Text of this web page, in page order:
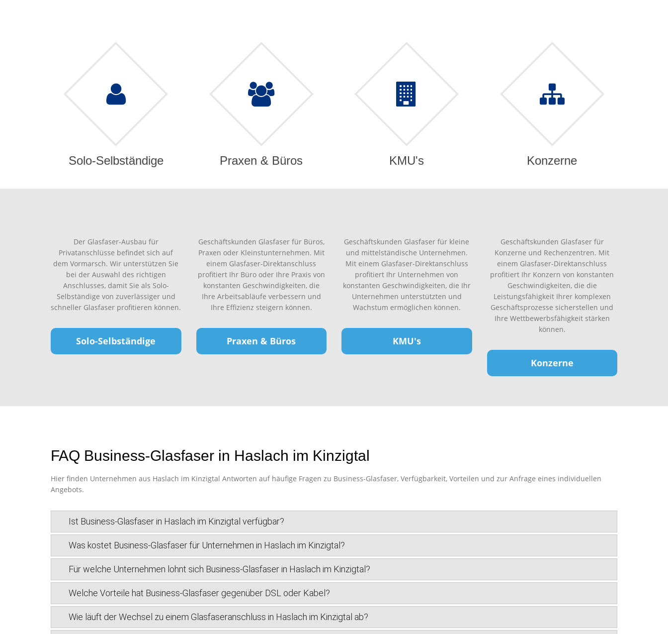
Solo-Selbständige
Der Glasfaser-Ausbau für
Privatanschlüsse befindet sich auf
dem Vormarsch. Wir unterstützen Sie
bei der Auswahl des richtigen
Anschlusses, damit Sie als Solo-
Selbständige von zuverlässiger und
schneller Glasfaser profitieren können.
Solo-Selbständige
Praxen & Büros
Geschäftskunden Glasfaser für Büros,
Praxen oder Kleinstunternehmen. Mit
einem Glasfaser-Direktanschluss
profitiert Ihr Büro oder Ihre Praxis von
konstanten Geschwindigkeiten, die
Ihre Arbeitsabläufe verbessern und
Ihre Effizienz steigern können.
Praxen & Büros
KMU's
Geschäftskunden Glasfaser für kleine
und mittelständische Unternehmen.
Mit einem Glasfaser-Direktanschluss
profitiert Ihr Unternehmen von
konstanten Geschwindigkeiten, die Ihr
Unternehmen unterstützten und
Wachstum ermöglichen können.
KMU's
Konzerne
Geschäftskunden Glasfaser für
Konzerne und Rechenzentren. Mit
einem Glasfaser-Direktanschluss
profitiert Ihr Konzern von konstanten
Geschwindigkeiten, die die
Leistungsfähigkeit Ihrer komplexen
Geschäftsprozesse sicherstellen und
Ihre Wettbewerbsfähigkeit stärken
können.
Konzerne
FAQ Business-Glasfaser in Haslach im Kinzigtal
Hier finden Unternehmen aus Haslach im Kinzigtal Antworten auf häufige Fragen zu Business-Glasfaser, Verfügbarkeit, Vorteilen und zur Anfrage eines individuellen
Angebots.
Ist Business-Glasfaser in Haslach im Kinzigtal verfügbar?
Was kostet Business-Glasfaser für Unternehmen in Haslach im Kinzigtal?
Für welche Unternehmen lohnt sich Business-Glasfaser in Haslach im Kinzigtal?
Welche Vorteile hat Business-Glasfaser gegenüber DSL oder Kabel?
Wie läuft der Wechsel zu einem Glasfaseranschluss in Haslach im Kinzigtal ab?